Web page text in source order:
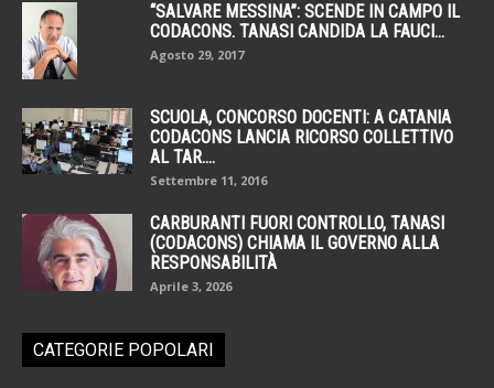
“SALVARE MESSINA”: SCENDE IN CAMPO IL
CODACONS. TANASI CANDIDA LA FAUCI...
Agosto 29, 2017
SCUOLA, CONCORSO DOCENTI: A CATANIA
CODACONS LANCIA RICORSO COLLETTIVO
AL TAR....
Settembre 11, 2016
CARBURANTI FUORI CONTROLLO, TANASI
(CODACONS) CHIAMA IL GOVERNO ALLA
RESPONSABILITÀ
Aprile 3, 2026
CATEGORIE POPOLARI